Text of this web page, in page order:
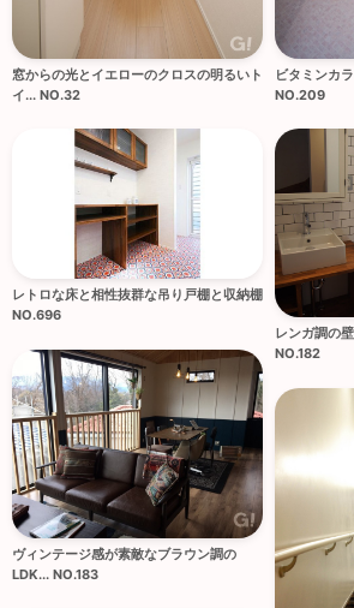
窓からの光とイエローのクロスの明るいト
イ... NO.32
ビタミンカ
NO.209
レトロな床と相性抜群な吊り戸棚と収納棚
NO.696
レンガ調の
NO.182
ヴィンテージ感が素敵なブラウン調の
LDK... NO.183